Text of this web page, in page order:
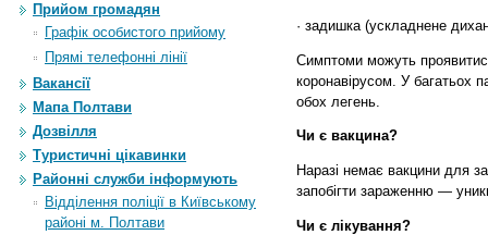
Прийом громадян
Графік особистого прийому
Прямі телефонні лінії
Вакансії
Мапа Полтави
Дозвілля
Туристичні цікавинки
Районні служби інформують
Відділення поліції в Київському
районі м. Полтави
· задишка (ускладнене
Симптоми можуть
коронавірусом. У багатьох
обох легень.
Чи є вакцина?
Наразі немає вакцини для
запобігти зараженню —
Чи є лікування?